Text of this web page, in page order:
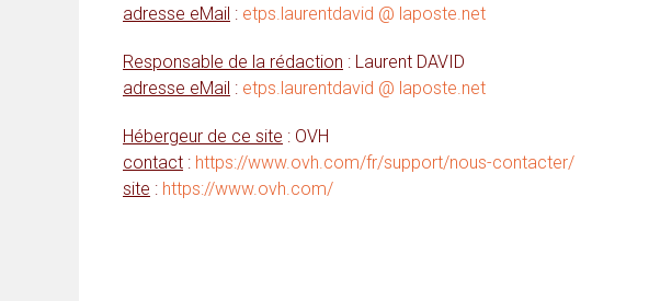
adresse eMail : etps.laurentdavid @ laposte.net
Responsable de la rédaction : Laurent DAVID
adresse eMail : etps.laurentdavid @ laposte.net
Hébergeur de ce site : OVH
contact : https://www.ovh.com/fr/support/nous-contacter/
site : https://www.ovh.com/